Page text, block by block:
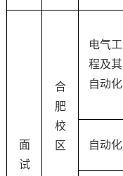
面
试
合
肥
校
区
电气工
程及其
自动化
自动化